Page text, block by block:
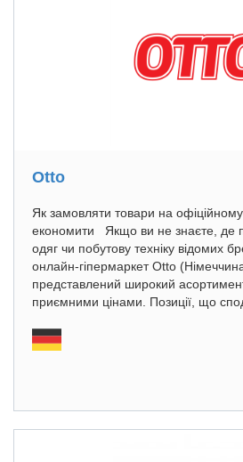
Otto
Як замовляти товари на
економити Якщо ви не знаєте, де
одяг чи побутову техніку відомих
онлайн-гіпермаркет Otto
представлений широкий
приємними цінами. Позиції, що